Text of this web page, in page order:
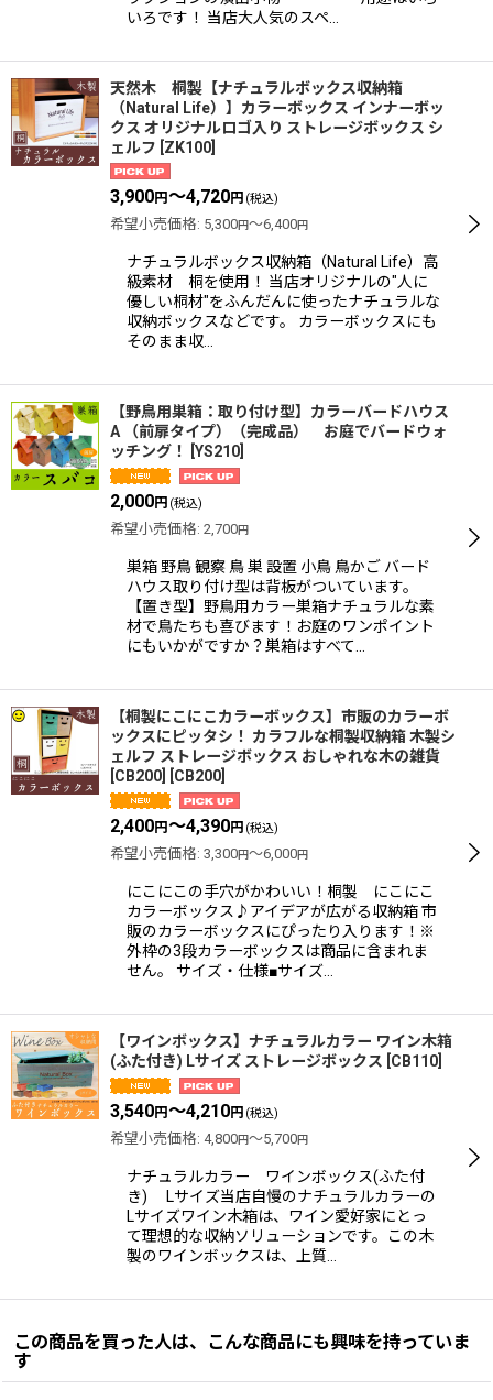
いろです！ 当店大人気のスペ…
天然木 桐製【ナチュラルボックス収納箱
（Natural Life）】カラーボックス インナーボッ
クス オリジナルロゴ入り ストレージボックス シ
ェルフ ZK100
3,900円～4,720円 (税込)
希望小売価格: 5,300円～6,400円
ナチュラルボックス収納箱（Natural Life）高
級素材 桐を使用！ 当店オリジナルの"人に
優しい桐材"をふんだんに使ったナチュラルな
収納ボックスなどです。 カラーボックスにも
そのまま収…
【野鳥用巣箱：取り付け型】カラーバードハウス
A （前扉タイプ）（完成品） お庭でバードウォ
ッチング！
YS210
2,000円 (税込)
希望小売価格: 2,700円
巣箱 野鳥 観察 鳥 巣 設置 小鳥 鳥かご バード
ハウス取り付け型は背板がついています。
【置き型】野鳥用カラー巣箱ナチュラルな素
材で鳥たちも喜びます！お庭のワンポイント
にもいかがですか？巣箱はすべて…
【桐製にこにこカラーボックス】市販のカラーボ
ックスにピッタシ！ カラフルな桐製収納箱 木製シ
ェルフ ストレージボックス おしゃれな木の雑貨
[CB200]
CB200
2,400円～4,390円 (税込)
希望小売価格: 3,300円～6,000円
にこにこの手穴がかわいい！桐製 にこにこ
カラーボックス♪アイデアが広がる収納箱 市
販のカラーボックスにぴったり入ります！※
外枠の3段カラーボックスは商品に含まれま
せん。 サイズ・仕様■サイズ…
【ワインボックス】ナチュラルカラー ワイン木箱
(ふた付き) Lサイズ ストレージボックス CB110
3,540円～4,210円 (税込)
希望小売価格: 4,800円～5,700円
ナチュラルカラー ワインボックス(ふた付
き) Lサイズ当店自慢のナチュラルカラーの
Lサイズワイン木箱は、ワイン愛好家にとっ
て理想的な収納ソリューションです。この木
製のワインボックスは、上質…
この商品を買った人は、こんな商品にも興味を持っていま
す